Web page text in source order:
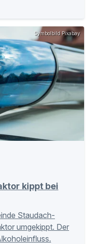
Symbolbild Pixabay
kippt bei
Staudach-
umgekippt. Der